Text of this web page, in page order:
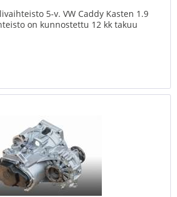
5-v. VW Caddy Kasten 1.9
on kunnostettu 12 kk takuu